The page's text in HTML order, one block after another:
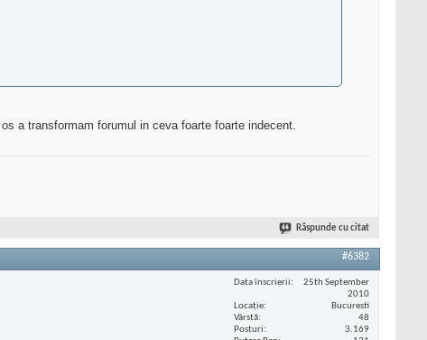
a transformam forumul in ceva foarte foarte indecent.
Răspunde cu citat
#6382
Data înscrierii
25th September
2010
Locaţie
Bucuresti
Vârstă
48
Posturi
3.169